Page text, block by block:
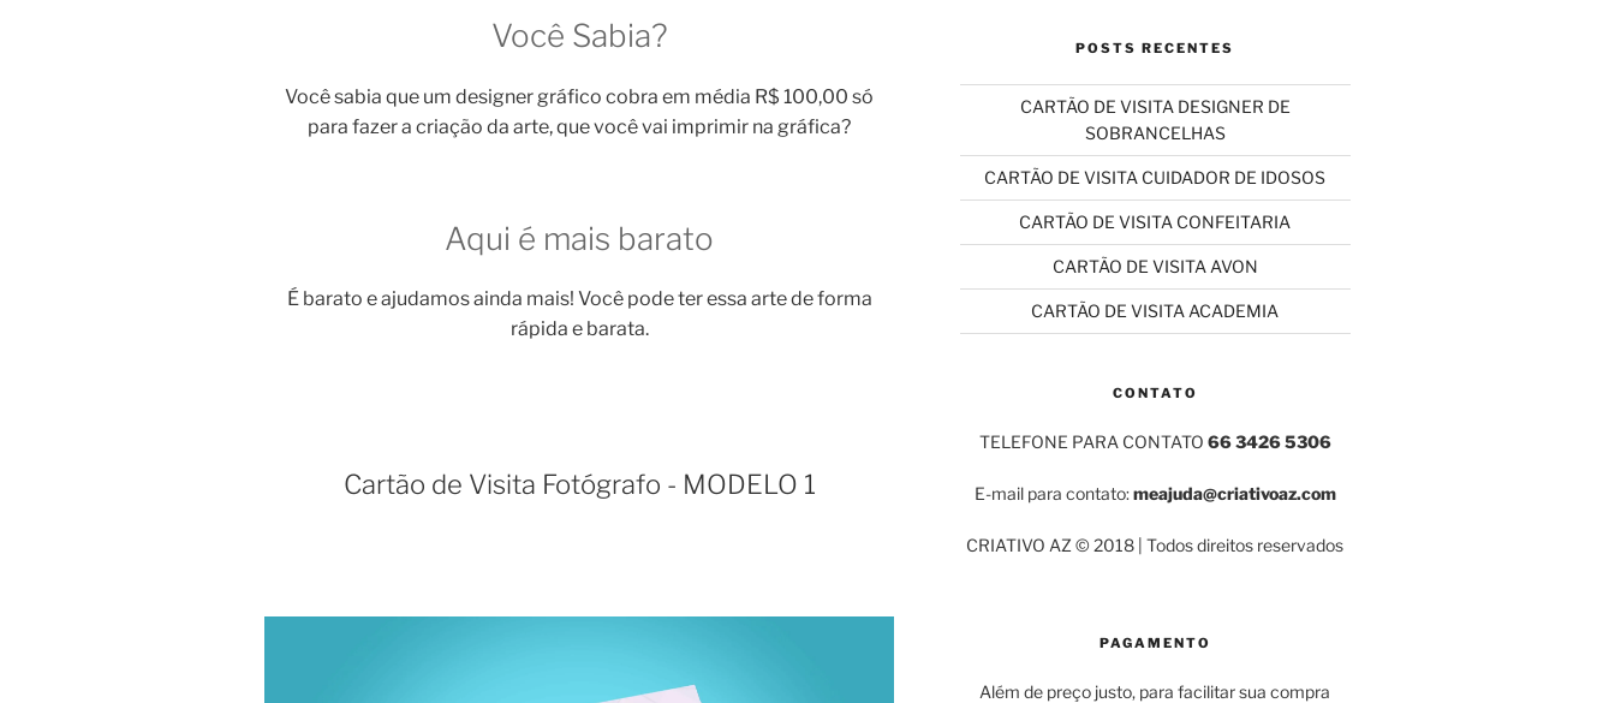
Você Sabia?
Você sabia que um designer gráfico cobra em média R$ 100,00 só
para fazer a criação da arte, que você vai imprimir na gráfica?
Aqui é mais barato
É barato e ajudamos ainda mais! Você pode ter essa arte de forma
rápida e barata.
Cartão de Visita Fotógrafo - MODELO 1
POSTS RECENTES
CARTÃO DE VISITA DESIGNER DE
SOBRANCELHAS
CARTÃO DE VISITA CUIDADOR DE IDOSOS
CARTÃO DE VISITA CONFEITARIA
CARTÃO DE VISITA AVON
CARTÃO DE VISITA ACADEMIA
CONTATO
TELEFONE PARA CONTATO 66 3426 5306
E-mail para contato:meajuda@criativoaz.com
CRIATIVO AZ © 2018 | Todos direitos reservados
PAGAMENTO
Além de preço justo, para facilitar sua compra